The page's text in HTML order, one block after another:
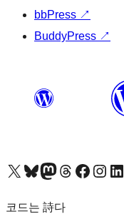
bbPress ↗
BuddyPress ↗
X(이전 트위터) 계정 방문하기블루스카이 계정 방문하기마스토돈 계정 방문하기스레드 계정 방문하기 페이스북 페이지 방문하기인스타그램 계정 방문하기 LinkedIn 계정 방문하기
코드는 詩다